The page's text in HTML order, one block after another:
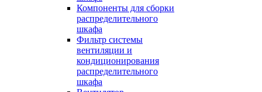
Компоненты для сборки
распределительного
шкафа
Фильтр системы
вентиляции и
кондиционирования
распределительного
шкафа